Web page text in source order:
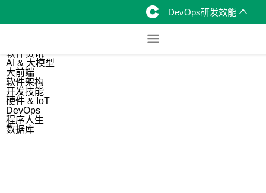
DevOps研发效能
软件资讯
AI & 大模型
大前端
软件架构
开发技能
硬件 & IoT
DevOps
程序人生
数据库